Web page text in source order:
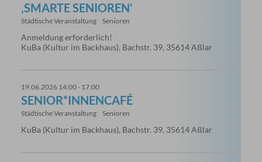
‚SMARTE SENIOREN‘
Städtische Veranstaltung Senioren
Anmeldung erforderlich!
KuBa (Kultur im Backhaus), Bachstr. 39, 35614 Aßlar
19.06.2026 14:00 - 17:00
SENIOR*INNENCAFÉ
Städtische Veranstaltung Senioren
KuBa (Kultur im Backhaus), Bachstr. 39, 35614 Aßlar